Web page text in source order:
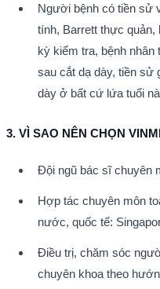
Người bệnh có tiền sử
tính, Barrett thực
kỳ kiểm tra, bệnh nhân
sau cắt dạ dày, tiền sử
dày ở bất cứ lứa tuổi
3. VÌ SAO NÊN CHỌN
Đội ngũ bác sĩ chuyên
Hợp tác chuyên môn
nước, quốc tế:
Điều trị, chăm sóc
chuyên khoa theo